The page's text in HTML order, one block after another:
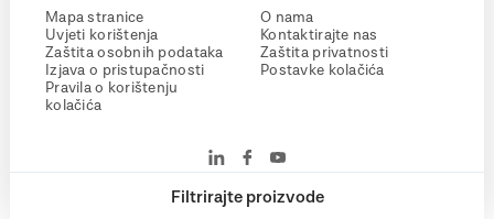
Filtrirajte proizvode
Mapa stranice
Uvjeti korištenja
Zaštita osobnih podataka
Izjava o pristupačnosti
Pravila o korištenju
kolačića
O nama
Kontaktirajte nas
Zaštita privatnosti
Postavke kolačića